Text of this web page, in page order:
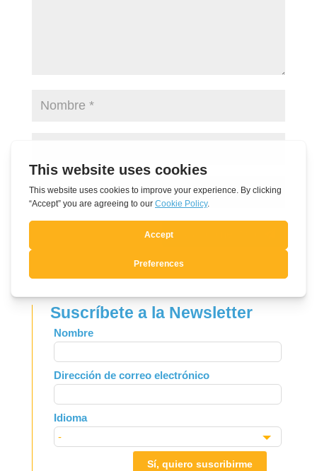
Enviar comentario
Suscríbete a la Newsletter
Leave
this
field
blank
Nombre
Dirección de correo electrónico
Idioma
Sí, quiero suscribirme